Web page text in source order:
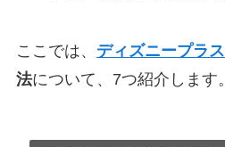
ここでは、 ディズニープラス
法について、7つ紹介します。